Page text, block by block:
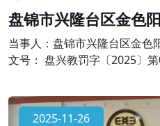
盘锦市兴隆台区金色
公示
当事人：盘锦市兴隆台区金色阳光托管中
文号： 盘兴教罚字〔2025〕第09号 处罚事项：未
民共和国民办教育促进法》第
罚暂行办法》第十七条的规定
2025-11-26